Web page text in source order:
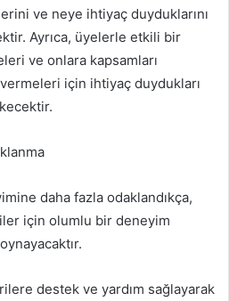
ve neye ihtiyaç duyduklarını
Ayrıca, üyelerle etkili bir
ve onlara kapsamları
için ihtiyaç duydukları
daha fazla odaklandıkça,
için olumlu bir deneyim
destek ve yardım sağlayarak